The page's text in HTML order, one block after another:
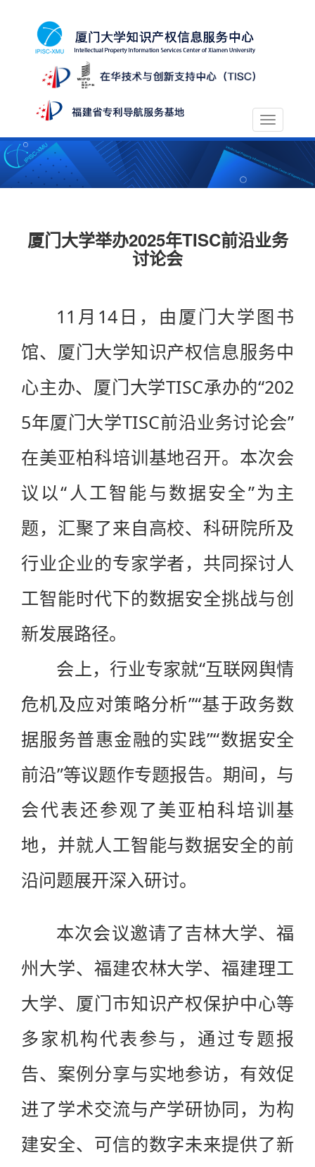
Toggle
navigation
厦门大学举办2025年TISC前沿业务
讨论会
11月14日，由厦门大学图书
馆、厦门大学知识产权信息服务中
心主办、厦门大学TISC承办的“202
5年厦门大学TISC前沿业务讨论会”
在美亚柏科培训基地召开。本次会
议以“人工智能与数据安全”为主
题，汇聚了来自高校、科研院所及
行业企业的专家学者，共同探讨人
工智能时代下的数据安全挑战与创
新发展路径。
会上，行业专家就“互联网舆情
危机及应对策略分析”“基于政务数
据服务普惠金融的实践”“数据安全
前沿”等议题作专题报告。期间，与
会代表还参观了美亚柏科培训基
地，并就人工智能与数据安全的前
沿问题展开深入研讨。
本次会议邀请了吉林大学、福
州大学、福建农林大学、福建理工
大学、厦门市知识产权保护中心等
多家机构代表参与，通过专题报
告、案例分享与实地参访，有效促
进了学术交流与产学研协同，为构
建安全、可信的数字未来提供了新